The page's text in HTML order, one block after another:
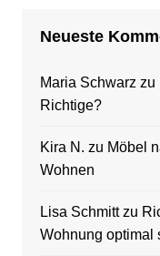
Neueste
Maria Schwarz zu
Richtige?
Kira N. zu Möbel
Wohnen
Lisa Schmittzu
Wohnung optimal